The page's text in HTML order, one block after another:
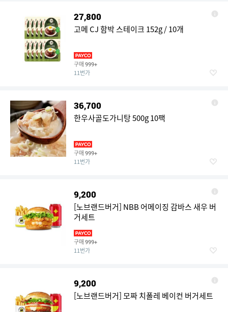
27,800
고메 CJ 함박 스테이크 152g / 10개
구매 999+
11번가
36,700
한우사골도가니탕 500g 10팩
구매 999+
11번가
9,200
[노브랜드버거] NBB 어메이징 감바스 새우 버
거세트
구매 999+
11번가
9,200
[노브랜드버거] 모짜 치폴레 베이컨 버거세트